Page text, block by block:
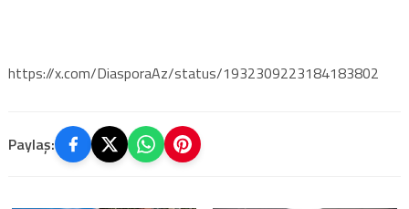
https://x.com/DiasporaAz/status/1932309223184183802
Paylaş: